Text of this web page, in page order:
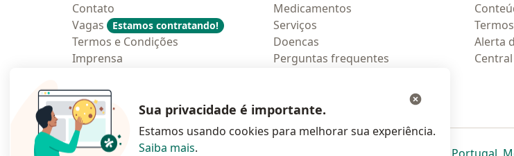
Contato
Vagas
Estamos contratando!
Termos e Condições
Imprensa
Medicamentos
Serviços
Doencas
Perguntas frequentes
Alerta
abre num novo separador
abre num novo
abre num
Sua privacidade é importante.
Estamos usando cookies para melhorar sua experiência.
Saiba mais.